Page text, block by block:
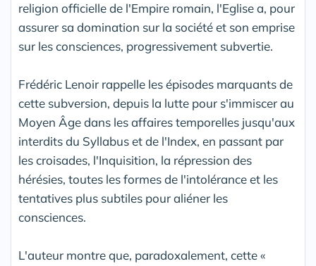
religion officielle de l'Empire romain, l'Eglise a, pour
assurer sa domination sur la société et son emprise
sur les consciences, progressivement subvertie.
Frédéric Lenoir rappelle les épisodes marquants de
cette subversion, depuis la lutte pour s'immiscer au
Moyen Âge dans les affaires temporelles jusqu'aux
interdits du Syllabus et de l'Index, en passant par
les croisades, l'Inquisition, la répression des
hérésies, toutes les formes de l'intolérance et les
tentatives plus subtiles pour aliéner les
consciences.
L'auteur montre que, paradoxalement, cette «